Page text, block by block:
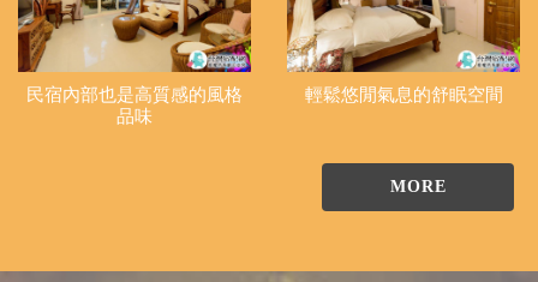
民宿內部也是高質感的風格
品味
輕鬆悠閒氣息的舒眠空間
MORE